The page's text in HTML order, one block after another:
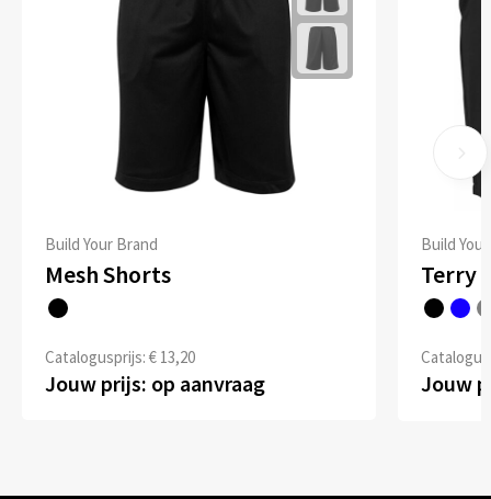
Build Your Brand
Mesh Shorts
Catalogusprijs: € 13,20
Jouw prijs: op aanvraag
Build
Terry
Jouw